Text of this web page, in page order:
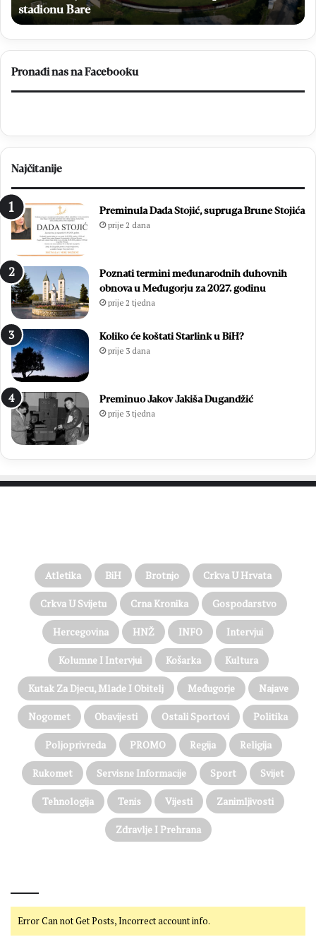
HNŽ
na
stadionu
Bare
stadionu Bare
Pronađi nas na Facebooku
Najčitanije
Preminula Dada Stojić, supruga Brune Stojića
prije 2 dana
Poznati termini međunarodnih duhovnih
obnova u Međugorju za 2027. godinu
prije 2 tjedna
Koliko će koštati Starlink u BiH?
prije 3 dana
Preminuo Jakov Jakiša Dugandžić
prije 3 tjedna
Atletika BiH Brotnjo Crkva U Hrvata
Crkva U Svijetu Crna Kronika Gospodarstvo
Hercegovina HNŽ INFO Intervjui
Kolumne I Intervjui Košarka Kultura
Kutak Za Djecu, Mlade I Obitelj Međugorje Najave
Nogomet Obavijesti Ostali Sportovi Politika
Poljoprivreda PROMO Regija Religija
Rukomet Servisne Informacije Sport Svijet
Tehnologija Tenis Vijesti Zanimljivosti
Zdravlje I Prehrana
Error Can not Get Posts, Incorrect account info.